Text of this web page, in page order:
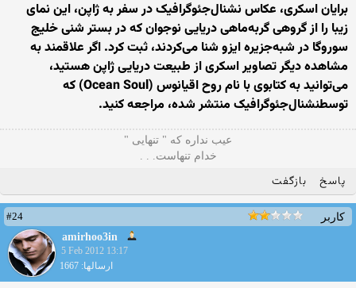
برایان اسکری، عکاس نشنال‌جئوگرافیک در سفر به ژاپن، این نمای
زیبا را از گروهی گربه‌ماهی دریایی نوجوان که در بستر شنی خلیج
سوروگا در شبه‌جزیره ایزو شنا می‌کردند، ثبت کرد. اگر علاقمند به
مشاهده دیگر تصاویر اسکری از طبیعت دریایی ژاپن هستید،
می‌توانید به کتابوی با نام روح اقیانوس (Ocean Soul) که
توسطنشنال‌جئوگرافیک منتشر شده، مراجعه کنید.
ﻋﻴﺐ ﻧﺪﺍره ﻛﻪ " ﺗﻨﻬﺎیی "
ﺧﺪاﻡ ﺗﻨﻬﺎﺳﺖ. . .
پاسخ بازگفت
کاربر
#24
amirhoo3in
5 Feb 2012 13:17
ارسالها: 1667